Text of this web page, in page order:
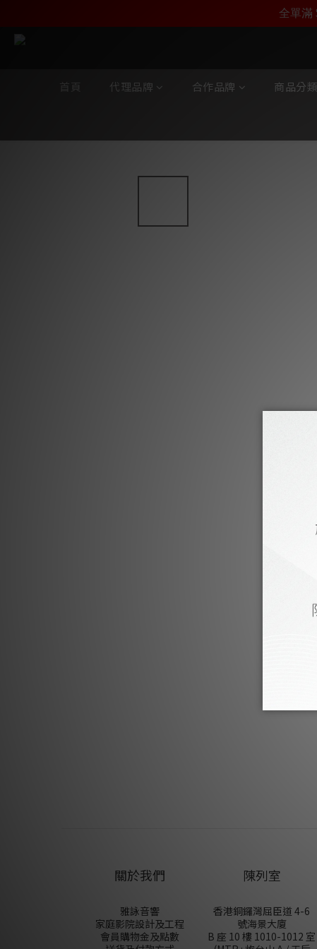
首頁 代理品牌 合作品牌 商品分類
關於我們
雅詠音響
家庭影院設計及工程
會員購物金及點數
陳列室
香港銅鑼灣屈臣道 4-6
號海景大廈
B 座 10 樓 1010-1012 室
加入雅詠尊尚會
全單滿